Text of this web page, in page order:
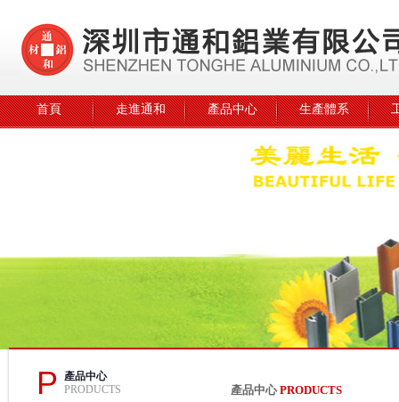
首頁 走進通和 產品中心 生產體系
P
產品中心
PRODUCTS
產品中心PRODUCTS